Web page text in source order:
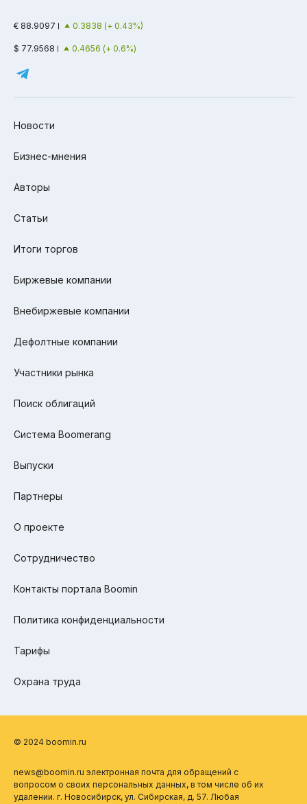
€ 88.9097 0.3838 (+ 0.43%)
$ 77.9568 0.4656 (+ 0.6%)
Новости
Бизнес-мнения
Авторы
Статьи
Итоги торгов
Биржевые компании
Внебиржевые компании
Дефолтные компании
Участники рынка
Поиск облигаций
Система Boomerang
Выпуски
Партнеры
О проекте
Сотрудничество
Контакты портала Boomin
Политика конфиденциальности
Тарифы
Охрана труда
© 2024 boomin.ru
news@boomin.ru электронная почта для обращений с
вопросом о своих персональных данных, в том числе об их
удалении. г. Новосибирск, ул. Сибирская, д. 57. Любая